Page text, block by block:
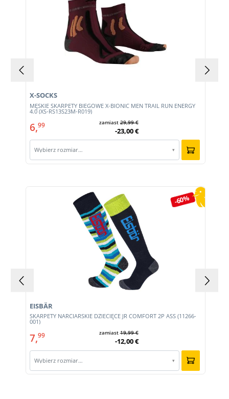
MĘSKIE SKARPETY BIEGOWE X-BIONIC MEN TRAIL RUN ENERGY
4.0 (XS-RS13S23M-R019)
X-SOCKS
6,99 zamiast29,99 €
-23,00 €
Wybierz rozmiar… ▾
Pomiń galerię produktów
-60%
SKARPETY NARCIARSKIE DZIECIĘCE JR COMFORT 2P ASS (11266-
001)
EISBÄR
7,99 zamiast19,99 €
-12,00 €
Wybierz rozmiar… ▾